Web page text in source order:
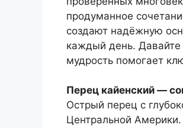
продуманное
создают надёжную
каждый день. Давайте
мудрость помогает
Перец кайенский —
Острый перец с
Центральной